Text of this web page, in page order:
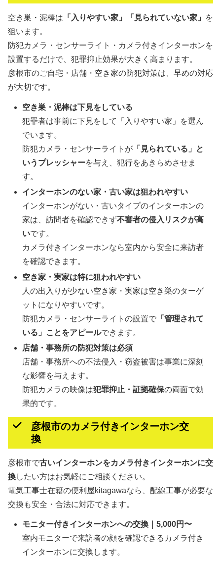
空き巣・泥棒は 「入りやすい家」「見られていない家」
を
狙います。
防犯カメラ・センサーライト・カメラ付きインターホンを
設置するだけで、犯罪抑止効果が大きく高まります。
彦根市のご自宅・店舗・空き家の防犯対策は、早めの対応
が大切です。
空き巣・泥棒は下見をしている
犯罪者は事前に下見をして「入りやすい家」を選ん
でいます。
防犯カメラ・センサーライトが 「見られている」と
いうプレッシャーを与え、犯行をあきらめさせま
す。
インターホンのない家・古い家は狙われやすい
インターホンがない・古いタイプのインターホンの
家は、訪問者を確認できず不審者の侵入リスクが高
いです。
カメラ付きインターホンなら室内から安全に来訪者
を確認できます。
空き家・実家は特に狙われやすい
人の出入りが少ない空き家・実家は空き巣のターゲ
ットになりやすいです。
防犯カメラ・センサーライトの設置で 「管理されて
いる」ことをアピールできます。
店舗・事務所の防犯対策は必須
店舗・事務所への不法侵入・窃盗被害は事業に深刻
な影響を与えます。
防犯カメラの映像は犯罪抑止・証拠確保の両面で効
果的です。
彦根市のカメラ付きインターホン交
換
彦根市で古いインターホンをカメラ付きインターホンに交
換したい方はお気軽にご相談ください。
電気工事士在籍の便利屋kitagawaなら、配線工事が必要な
交換も安全・合法に対応できます。
モニター付きインターホンへの交換｜5,000円〜
室内モニターで来訪者の顔を確認できるカメラ付き
インターホンに交換します。